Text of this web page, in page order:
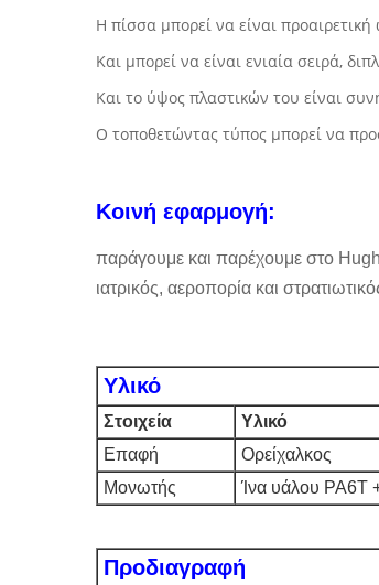
Η πίσσα μπορεί να είναι
Και μπορεί να είναι ενιαία σειρά,
Και το ύψος πλαστικών του είναι
Ο τοποθετώντας τύπος μπορεί να
Κοινή εφαρμογή:
παράγουμε και παρέχουμε στο Hugh
ιατρικός, αεροπορία και
Υλικό
Στοιχεία Υλικό
Επαφή
Ορείχαλκος
Μονωτής
Ίνα υάλου PA6T
Προδιαγραφή